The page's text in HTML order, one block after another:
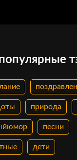
природа
песни
дети